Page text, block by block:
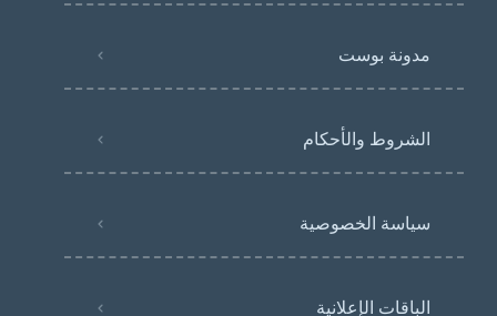
مدونة بوست
الشروط والأحكام
سياسة الخصوصية
الباقات الإعلانية